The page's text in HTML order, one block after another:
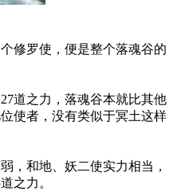
修罗使，便是整个落魂谷的
道之力，落魂谷本就比其他
使者，没有类似于冥土这样
，和地、妖二使实力相当，
之力。